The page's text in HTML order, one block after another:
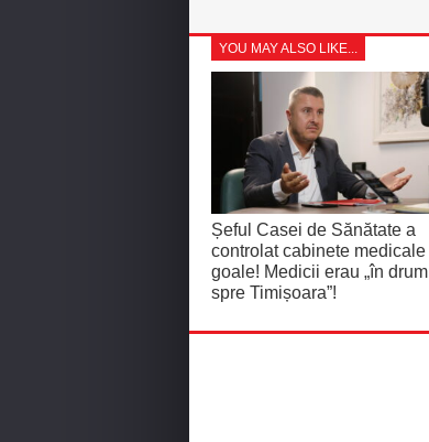
YOU MAY ALSO LIKE...
Șeful Casei de Sănătate a
controlat cabinete medicale
goale! Medicii erau „în drum
spre Timișoara”!